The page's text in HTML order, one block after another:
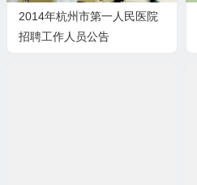
2014年杭州市第一人民医院
招聘工作人员公告